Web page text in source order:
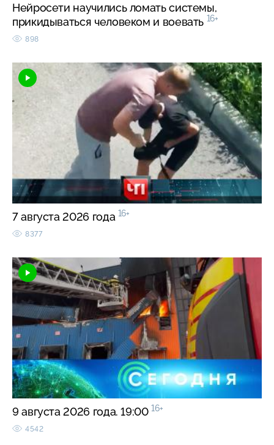
Нейросети научились ломать системы,
прикидываться человеком и воевать 16+
898
7 августа 2026 года 16+
8377
9 августа 2026 года. 19:00 16+
4542